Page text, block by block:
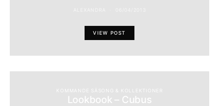
VIEW POST
KOMMANDE SÄSONG & KOLLEKTIONER
Lookbook – Cubus